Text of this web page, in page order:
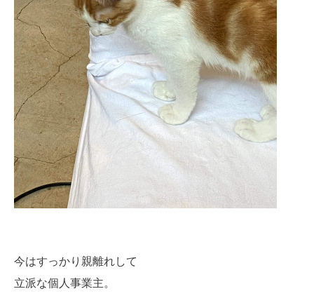
今はすっかり親離れして
立派な個人事業主。